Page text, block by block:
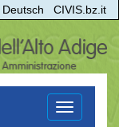
Deutsch CIVIS.bz.it
Toggle
navigation